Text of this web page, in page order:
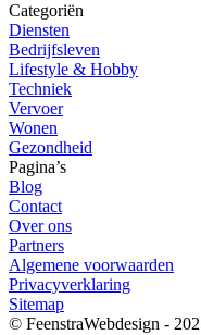
Categoriën
Diensten
Bedrijfsleven
Lifestyle & Hobby
Techniek
Vervoer
Wonen
Gezondheid
Pagina’s
Blog
Contact
Over ons
Partners
Algemene voorwaarden
Privacyverklaring
Sitemap
© FeenstraWebdesign -